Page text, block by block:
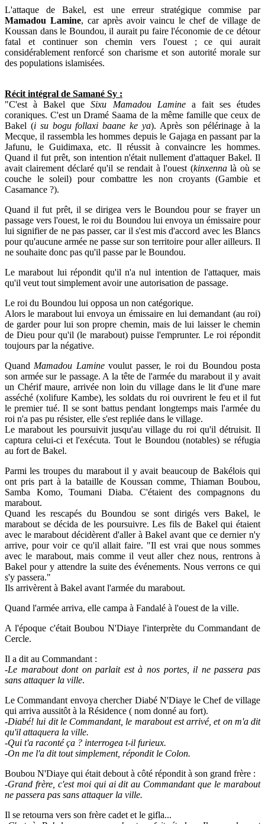
L'attaque de Bakel, est une erreur stratégique commise par
Mamadou Lamine, car après avoir vaincu le chef de village de
Koussan dans le Boundou, il aurait pu faire l'économie de ce détour
fatal et continuer son chemin vers l'ouest ; ce qui aurait
considérablement renforcé son charisme et son autorité morale sur
des populations islamisées.
Récit intégral de Samané Sy :
"C'est à Bakel queSixu Mamadou Laminea fait ses études
coraniques. C'est un Dramé Saama de la même famille que ceux de
Bakel (i su bogu follaxi baane ke ya). Après son pélérinage à la
Mecque, il rassembla les hommes depuis le Gajaga en passant par la
Jafunu, le Guidimaxa, etc. Il réussit à convaincre les hommes.
Quand il fut prêt, son intention n'était nullement d'attaquer Bakel. Il
avait clairement déclaré qu'il se rendait à l'ouest (kinxennalà où se
couche le soleil) pour combattre les non croyants (Gambie et
Casamance ?).
Quand il fut prêt, il se dirigea vers le Boundou pour se frayer un
passage vers l'ouest, le roi du Boundou lui envoya un émissaire pour
lui signifier de ne pas passer, car il s'est mis d'accord avec les Blancs
pour qu'aucune armée ne passe sur son territoire pour aller ailleurs. Il
ne souhaite donc pas qu'il passe par le Boundou.
Le marabout lui répondit qu'il n'a nul intention de l'attaquer, mais
qu'il veut tout simplement avoir une autorisation de passage.
Le roi du Boundou lui opposa un non catégorique.
Alors le marabout lui envoya un émissaire en lui demandant (au roi)
de garder pour lui son propre chemin, mais de lui laisser le chemin
de Dieu pour qu'il (le marabout) puisse l'emprunter. Le roi répondit
toujours par la négative.
Quand Mamadou Laminevoulut passer, le roi du Boundou posta
son armée sur le passage. A la tête de l'armée du marabout il y avait
un Chérif maure, arrivée non loin du village dans le lit d'une mare
asséché (xolifure Kambe), les soldats du roi ouvrirent le feu et il fut
le premier tué. Il se sont battus pendant longtemps mais l'armée du
roi n'a pas pu résister, elle s'est repliée dans le village.
Le marabout les poursuivit jusqu'au village du roi qu'il détruisit. Il
captura celui-ci et l'exécuta. Tout le Boundou (notables) se réfugia
au fort de Bakel.
Parmi les troupes du marabout il y avait beaucoup de Bakélois qui
ont pris part à la bataille de Koussan comme, Thiaman Boubou,
Samba Komo, Toumani Diaba. C'étaient des compagnons du
marabout.
Quand les rescapés du Boundou se sont dirigés vers Bakel, le
marabout se décida de les poursuivre. Les fils de Bakel qui étaient
avec le marabout décidèrent d'aller à Bakel avant que ce dernier n'y
arrive, pour voir ce qu'il allait faire. "Il est vrai que nous sommes
avec le marabout, mais comme il veut aller chez nous, rentrons à
Bakel pour y attendre la suite des événements. Nous verrons ce qui
s'y passera."
Ils arrivèrent à Bakel avant l'armée du marabout.
Quand l'armée arriva, elle campa à Fandalé à l'ouest de la ville.
A l'époque c'était Boubou N'Diaye l'interprète du Commandant de
Cercle.
Il a dit au Commandant :
-Le marabout dont on parlait est à nos portes, il ne passera pas
sans attaquer la ville.
Le Commandant envoya chercher Diabé N'Diaye le Chef de village
qui arriva aussitôt à la Résidence ( nom donné au fort).
-Diabé! lui dit le Commandant, le marabout est arrivé, et on m'a dit
qu'il attaquera la ville.
-Qui t'a raconté ça ? interrogea t-il furieux.
-On me l'a dit tout simplement, répondit le Colon.
Boubou N'Diaye qui était debout à côté répondit à son grand frère :
-Grand frère, c'est moi qui ai dit au Commandant que le marabout
ne passera pas sans attaquer la ville.
Il se retourna vers son frère cadet et le gifla...